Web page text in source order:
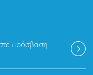
πρόσβαση